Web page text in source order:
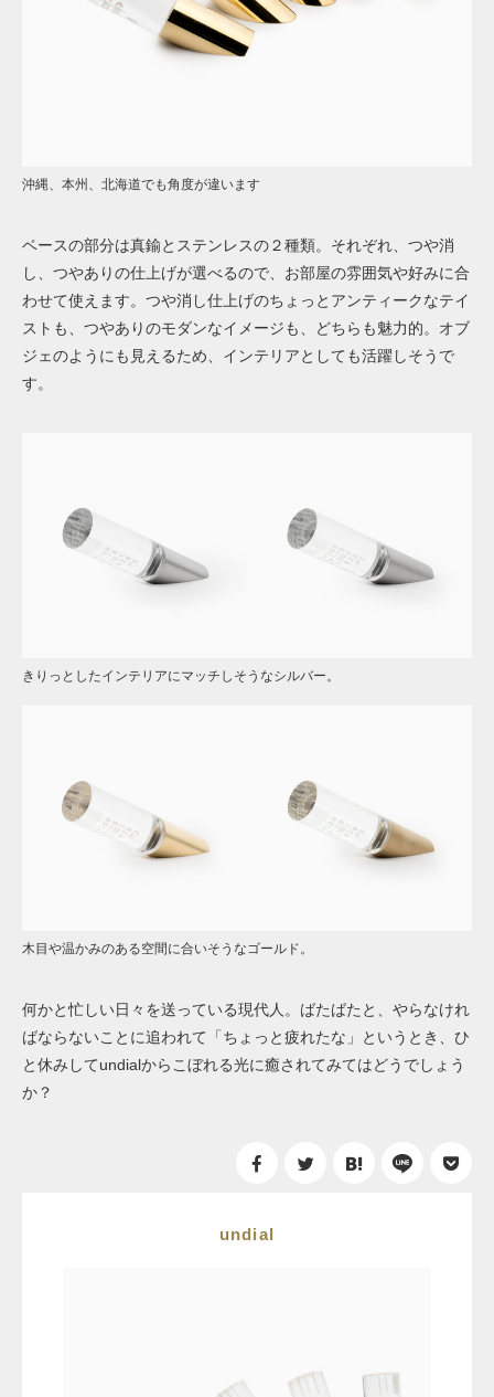
沖縄、本州、北海道でも角度が違います
ベースの部分は真鍮とステンレスの２種類。それぞれ、つや消
し、つやありの仕上げが選べるので、お部屋の雰囲気や好みに合
わせて使えます。つや消し仕上げのちょっとアンティークなテイ
ストも、つやありのモダンなイメージも、どちらも魅力的。オブ
ジェのようにも見えるため、インテリアとしても活躍しそうで
す。
きりっとしたインテリアにマッチしそうなシルバー。
木目や温かみのある空間に合いそうなゴールド。
何かと忙しい日々を送っている現代人。ばたばたと、やらなけれ
ばならないことに追われて「ちょっと疲れたな」というとき、ひ
と休みしてundialからこぼれる光に癒されてみてはどうでしょう
か？
undial